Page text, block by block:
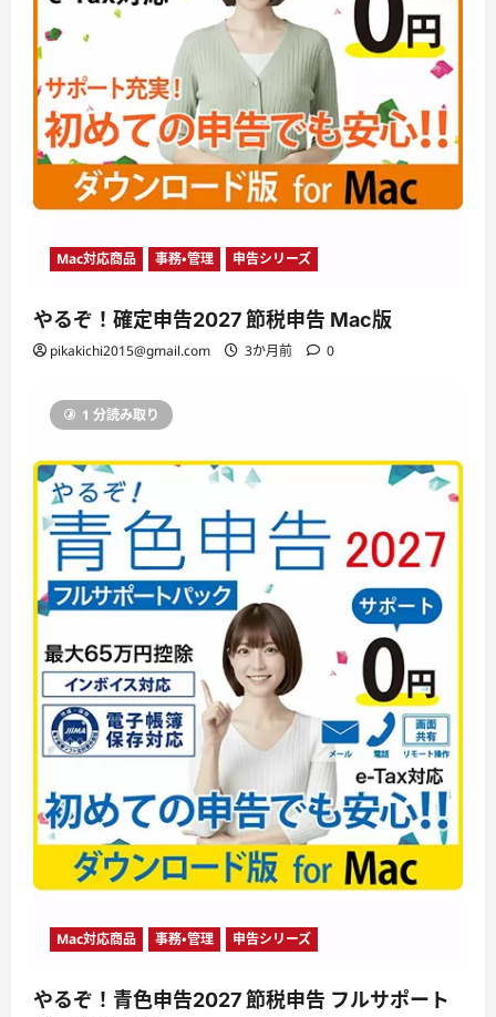
Mac対応商品 事務・管理 申告シリーズ
やるぞ！確定申告2027 節税申告 Mac版
pikakichi2015@gmail.com 3か月前 0
1 分読み取り
Mac対応商品 事務・管理 申告シリーズ
やるぞ！青色申告2027 節税申告 フルサポート